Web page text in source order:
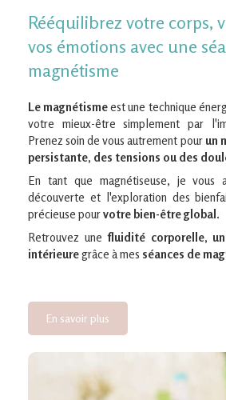
Rééquilibrez votre corps,
vos émotions avec une
magnétisme
Le magnétismeest une technique
votre mieux-être simplement par
Prenez soin de vous autrement pour un
persistante, des tensions ou des
En tant que magnétiseuse, je vous
découverte et l'exploration des
précieuse pourvotre bien-être global.
Retrouvez unefluidité corporelle,
intérieuregrâce à mes séances de
En savoir plus